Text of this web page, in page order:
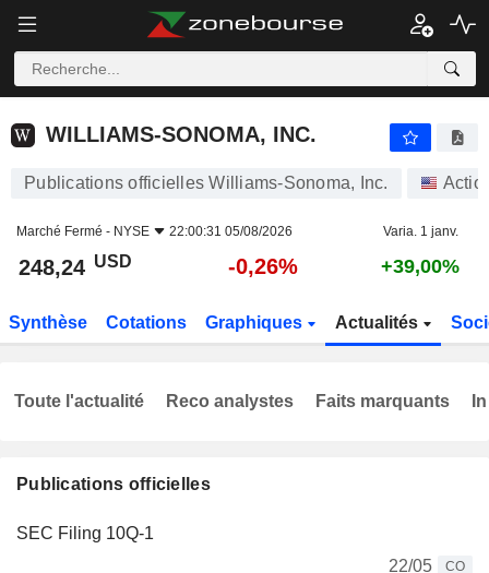
WILLIAMS-SONOMA, INC.
WILLIAMS-SONOMA, INC.
Publications officielles Williams-Sonoma, Inc.
Marché Fermé - NYSE 22:00:31 05/08/2026 Varia. 1 janv.
248,24 USD -0,26% +39,00%
Synthèse Cotations Graphiques Actualités
Publications officielles
SEC Filing 10Q-1
22/05
CO
Toute l'actualité Reco analystes Faits marquants